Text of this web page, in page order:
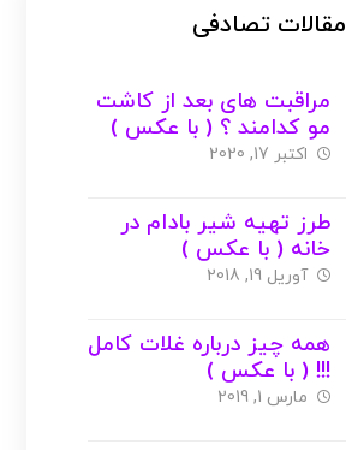
مقالات تصادفی
مراقبت های بعد از کاشت
مو کدامند ؟ ( با عکس )
اکتبر 17, 2020
طرز تهیه شیر بادام در
خانه ( با عکس )
آوریل 19, 2018
همه چیز درباره غلات کامل
!!! ( با عکس )
مارس 1, 2019